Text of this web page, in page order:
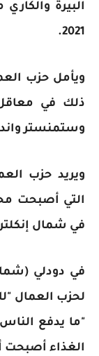
البيرة
2021.
ويأمل حزب
ذلك في
وستمنستر
ويريد حزب
في شمال
في دودلي
لحزب العمال
"ما يدفع
الغذاء أصبحت